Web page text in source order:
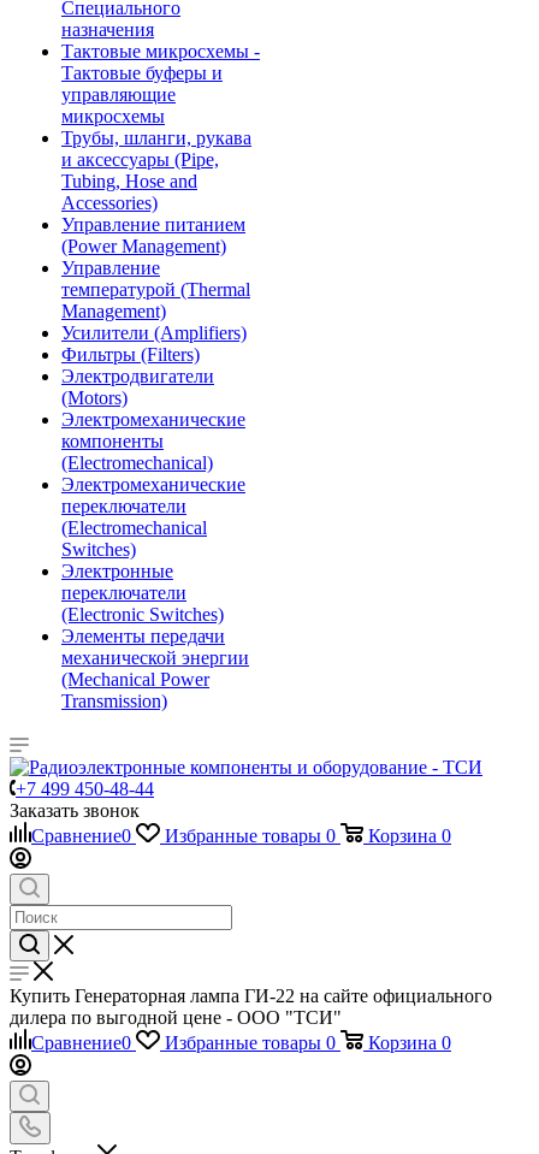
Специального
назначения
Тактовые микросхемы -
Тактовые буферы и
управляющие
микросхемы
Трубы, шланги, рукава
и аксессуары (Pipe,
Tubing, Hose and
Accessories)
Управление питанием
(Power Management)
Управление
температурой (Thermal
Management)
Усилители (Amplifiers)
Фильтры (Filters)
Электродвигатели
(Motors)
Электромеханические
компоненты
(Electromechanical)
Электромеханические
переключатели
(Electromechanical
Switches)
Электронные
переключатели
(Electronic Switches)
Элементы передачи
механической энергии
(Mechanical Power
Transmission)
+7 499 450-48-44
Заказать звонок
Сравнение0 Избранные товары 0 Корзина 0
Купить Генераторная лампа ГИ-22 на сайте официального
дилера по выгодной цене - ООО "ТСИ"
Сравнение0 Избранные товары 0 Корзина 0